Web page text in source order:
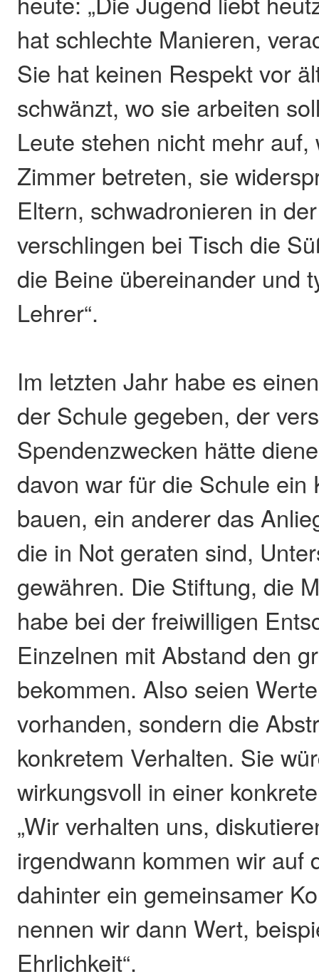
hat schlechte Manieren,
Sie hat keinen Respekt vor
schwänzt, wo sie arbeiten
Leute stehen nicht mehr
Zimmer betreten, sie
Eltern, schwadronieren in
verschlingen bei Tisch die
die Beine übereinander und
Lehrer“.
Im letzten Jahr habe es
der Schule gegeben, der
Spendenzwecken hätte
davon war für die Schule ein
bauen, ein anderer das
die in Not geraten sind,
gewähren. Die Stiftung, die
habe bei der freiwilligen
Einzelnen mit Abstand den
bekommen. Also seien
vorhanden, sondern die
konkretem Verhalten. Sie
wirkungsvoll in einer
„Wir verhalten uns,
irgendwann kommen wir auf
dahinter ein gemeinsamer
nennen wir dann Wert,
Ehrlichkeit“.